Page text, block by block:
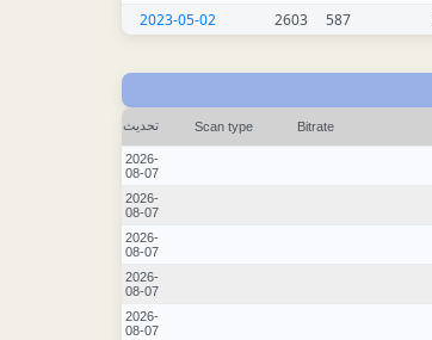
587
2603
2023-05-02
Bitrate
Scan type تحديث
2026-
08-07
2026-
08-07
2026-
08-07
2026-
08-07
2026-
08-07